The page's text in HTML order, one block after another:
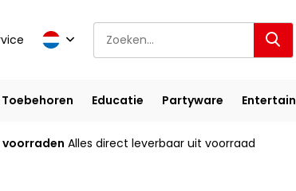
Educatie Partyware
Alles direct leverbaar uit voorraad